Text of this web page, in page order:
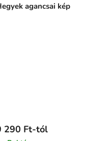
agancsai kép
290 Ft-tól